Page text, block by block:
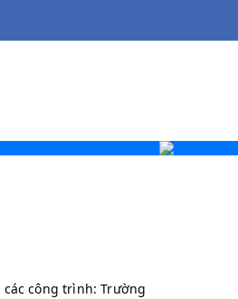
công trình: Trường